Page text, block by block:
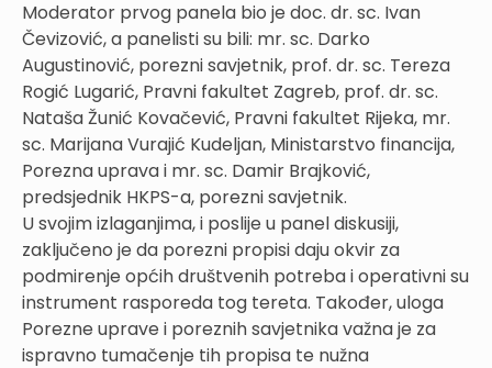
Moderator prvog panela bio je doc. dr. sc. Ivan
Čevizović, a panelisti su bili: mr. sc. Darko
Augustinović, porezni savjetnik, prof. dr. sc. Tereza
Rogić Lugarić, Pravni fakultet Zagreb, prof. dr. sc.
Nataša Žunić Kovačević, Pravni fakultet Rijeka, mr.
sc. Marijana Vurajić Kudeljan, Ministarstvo financija,
Porezna uprava i mr. sc. Damir Brajković,
predsjednik HKPS-a, porezni savjetnik.
U svojim izlaganjima, i poslije u panel diskusiji,
zaključeno je da porezni propisi daju okvir za
podmirenje općih društvenih potreba i operativni su
instrument rasporeda tog tereta. Također, uloga
Porezne uprave i poreznih savjetnika važna je za
ispravno tumačenje tih propisa te nužna